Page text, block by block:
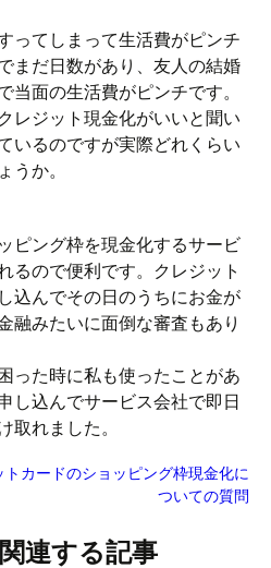
ってしまって生活費がピンチ
まだ日数があり、友人の結婚
当面の生活費がピンチです。
レジット現金化がいいと聞い
いるのですが実際どれくらい
うか。
ピング枠を現金化するサービ
るので便利です。クレジット
込んでその日のうちにお金が
融みたいに面倒な審査もあり
った時に私も使ったことがあ
し込んでサービス会社で即日
取れました。
トカードのショッピング枠現金化に
ついての質問
連する記事